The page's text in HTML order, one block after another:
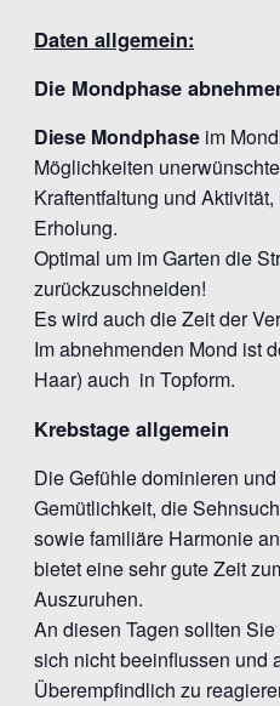
Daten allgemein:
Die Mondphase
Diese Mondphase im
Möglichkeiten
Kraftentfaltung und
Erholung.
Optimal um im Garten die
zurückzuschneiden!
Es wird auch die Zeit der
Im abnehmenden Mond ist
Haar) auch in Topform.
Krebstage allgemein
Die Gefühle dominieren
Gemütlichkeit, die
sowie familiäre Harmonie
bietet eine sehr gute Zeit
Auszuruhen.
An diesen Tagen sollten
sich nicht beeinflussen und
Überempfindlich zu